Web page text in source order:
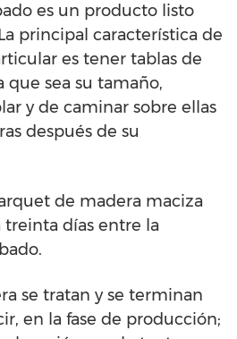
es un producto listo
principal característica de
es tener tablas de
que sea su tamaño,
y de caminar sobre ellas
después de su
de madera maciza
días entre la
se tratan y se terminan
en la fase de producción;